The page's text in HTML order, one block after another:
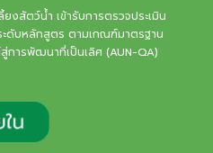
ยงสัตว์น้ำ เข้ารับการตรวจประเมิน
ดับหลักสูตร ตามเกณฑ์มาตรฐาน
การพัฒนาที่เป็นเลิศ (AUN-QA)